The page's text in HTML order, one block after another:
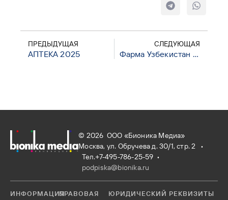
ПРЕДЫДУЩАЯ
АПТЕКА 2025
СЛЕДУЮЩАЯ
Фарма Узбекистан и Центральная Азия
© 2026 ООО «Бионика Медиа»
Москва, ул. Обручева д. 30/1, стр. 2 •
Тел.+7-495-786-25-59 •
podpiska@bionika.ru
ИНФОРМАЦИЯПРАВОВАЯ
ЮРИДИЧЕСКИЙ РЕКВИЗИТЫ